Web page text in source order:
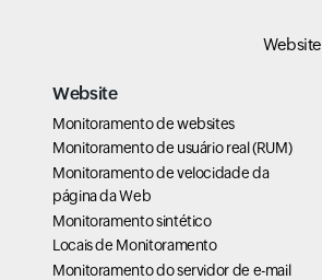
Website
Website
Monitoramento de websites
Monitoramento de usuário real (RUM)
Monitoramento de velocidade da
página da Web
Monitoramento sintético
Locais de Monitoramento
Monitoramento do servidor de e-mail